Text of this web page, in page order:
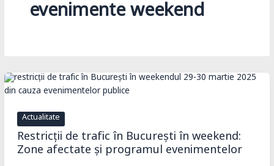
evenimente weekend
Actualitate
Restricții de trafic în București în weekend:
Zone afectate și programul evenimentelor